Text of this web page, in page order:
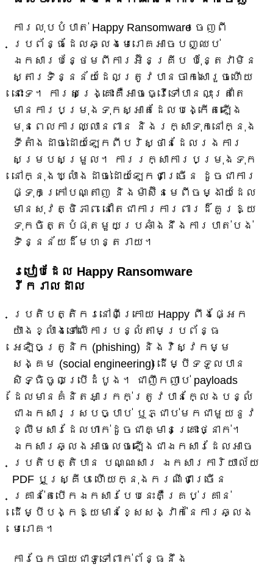
ការលុបបំបាត់ Happy Ransomware ចេញពី
ប្រព័ន្ធដែលឆ្លងមេរោគអាចបញ្ឈប់
ឯកសារបន្ថែមពីការអ៊ិនគ្រីប ប៉ុន្តែវាមិន
ស្តារទិន្នន័យដែលត្រូវបានចាក់សោរួចហើយ
នោះទេ។ ការសង្គ្រោះគឺអាចធ្វើទៅបានលុះត្រាតែ
មានការបម្រុងទុកស្អាតដែលបង្កើតឡើង
មុនពេលការឈ្លានពាន និងរក្សាទុកនៅក្នុង
ទីតាំងដាច់ដោយឡែកពីបរិស្ថានដែលរងការ
សម្របសម្រួល។ ការរក្សាការបម្រុងទុក
នៅក្នុងឃ្លាំងដាច់ដោយឡែកជាច្រើន ដូចជាការ
ផ្ទុកក្រៅបណ្តាញ និងម៉ាស៊ីនមេពីចម្ងាយដែល
មានសុវត្ថិភាព នៅតែជាការការពារដ៏គួរឱ្យ
ទុកចិត្តបំផុតមួយប្រឆាំងនឹងការបាត់បង់
ទិន្នន័យដ៏មហន្តរាយ។
របៀបដែល Happy Ransomware
រីករាលដាល
ប្រតិបត្តិករនៅពីក្រោយ Happy ពឹងផ្អែក
យ៉ាងខ្លាំងទៅលើការបន្លំតាមប្រព័ន្ធ
អេឡិចត្រូនិក (phishing) និងវិស្វកម្ម
សង្គម (social engineering) ដើម្បីទទួលបាន
សិទ្ធិចូលប្រើដំបូង។ ជាញឹកញាប់ payloads
ដែលមានគំនិតអាក្រក់ត្រូវបានក្លែងបន្លំ
ជាឯកសារស្របច្បាប់ ឬភ្ជាប់មកជាមួយនូវ
ខ្លឹមសារដែលហាក់ដូចជាគ្មានគ្រោះថ្នាក់។
ឯកសារឆ្លងអាចលេចឡើងជាឯកសារដែលអាច
ប្រតិបត្តិបាន បណ្ណសារ ឯកសារការិយាល័យ
PDF ឬស្គ្រីប ហើយក្នុងករណីជាច្រើន
គ្រាន់តែបើកឯកសារបែបនេះគឺគ្រប់គ្រាន់
ដើម្បីបង្កឱ្យមានខ្សែសង្វាក់នៃការឆ្លង
មេរោគ។
ការចែកចាយជាទូទៅពាក់ព័ន្ធនឹង